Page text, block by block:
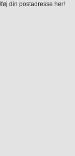
din postadresse her!